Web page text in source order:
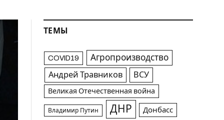
ТЕМЫ
COVID19 Агропроизводство
Андрей Травников ВСУ
Великая Отечественная война
Владимир Путин ДНР Донбасс